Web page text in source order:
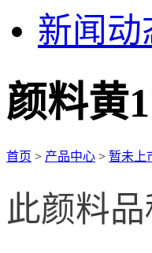
新闻动
颜料黄
首页 > 产品中心 > 暂未上
此颜料